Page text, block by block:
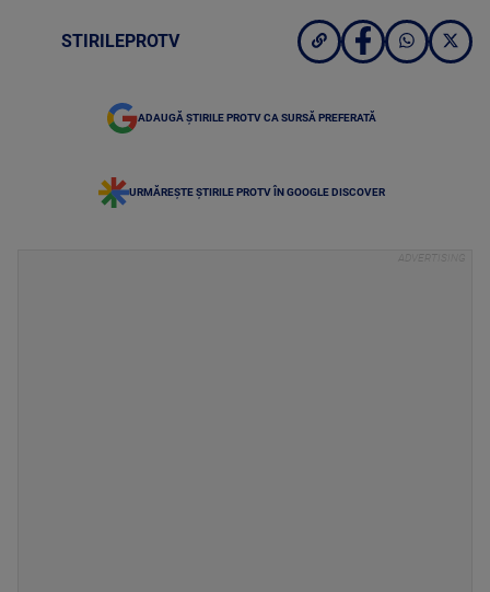
STIRILEPROTV
ADAUGĂ ȘTIRILE PROTV CA SURSĂ PREFERATĂ
URMĂREȘTE ȘTIRILE PROTV ÎN GOOGLE DISCOVER